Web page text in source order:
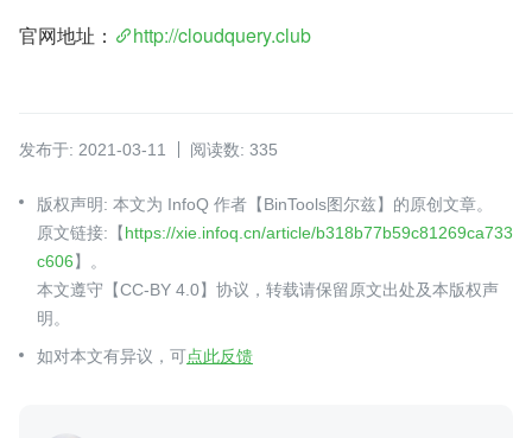
官网地址： http://cloudquery.club
发布于: 2021-03-11 阅读数: 335
版权声明: 本文为 InfoQ 作者【BinTools图尔兹】的原创文章。
原文链接:【https://xie.infoq.cn/article/b318b77b59c81269ca733
c606】。
本文遵守【CC-BY 4.0】协议，转载请保留原文出处及本版权声
明。
如对本文有异议，可点此反馈